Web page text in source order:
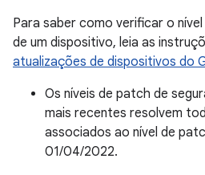
Para saber como verificar o
de um dispositivo, leia as
atualizações de dispositivos do
Os níveis de patch de
mais recentes resolvem
associados ao nível de
01/04/2022.